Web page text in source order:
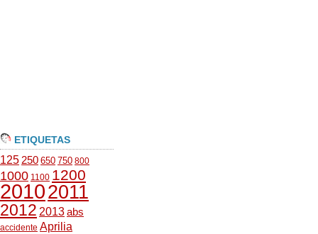
ETIQUETAS
125 250 650 750 800
1000 1100 1200
20102011
2012 2013abs
accidente Aprilia